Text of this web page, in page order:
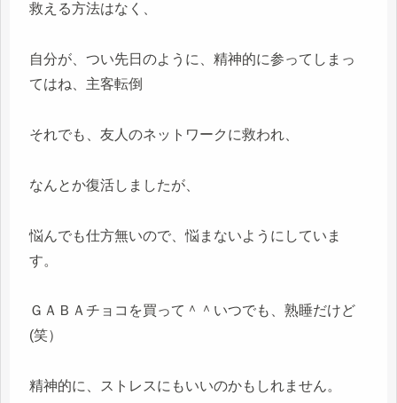
救える方法はなく、
自分が、つい先日のように、精神的に参ってしまっ
てはね、主客転倒
それでも、友人のネットワークに救われ、
なんとか復活しましたが、
悩んでも仕方無いので、悩まないようにしていま
す。
ＧＡＢＡチョコを買って＾＾いつでも、熟睡だけど
(笑）
精神的に、ストレスにもいいのかもしれません。